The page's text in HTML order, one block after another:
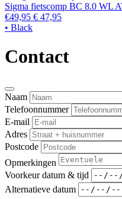
Sigma fietscomp BC 8.0 WL
€49,95 € 47,95
• Black
Contact
Naam
Telefoonnummer
E-mail
Adres
Postcode
Opmerkingen
Voorkeur datum & tijd
Alternatieve datum